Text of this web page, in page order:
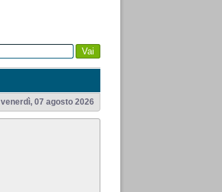
Vai
venerdì, 07 agosto 2026